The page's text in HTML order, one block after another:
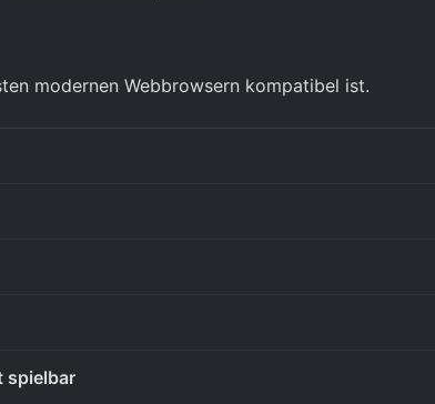
modernen Webbrowsern kompatibel ist.
spielbar